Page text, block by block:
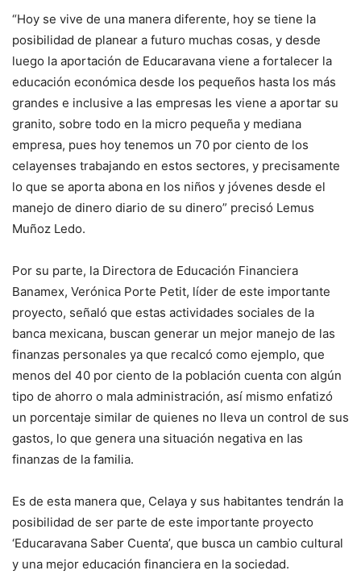
“Hoy se vive de una manera diferente, hoy se tiene la
posibilidad de planear a futuro muchas cosas, y desde
luego la aportación de Educaravana viene a fortalecer la
educación económica desde los pequeños hasta los más
grandes e inclusive a las empresas les viene a aportar su
granito, sobre todo en la micro pequeña y mediana
empresa, pues hoy tenemos un 70 por ciento de los
celayenses trabajando en estos sectores, y precisamente
lo que se aporta abona en los niños y jóvenes desde el
manejo de dinero diario de su dinero” precisó Lemus
Muñoz Ledo.
Por su parte, la Directora de Educación Financiera
Banamex, Verónica Porte Petit, líder de este importante
proyecto, señaló que estas actividades sociales de la
banca mexicana, buscan generar un mejor manejo de las
finanzas personales ya que recalcó como ejemplo, que
menos del 40 por ciento de la población cuenta con algún
tipo de ahorro o mala administración, así mismo enfatizó
un porcentaje similar de quienes no lleva un control de sus
gastos, lo que genera una situación negativa en las
finanzas de la familia.
Es de esta manera que, Celaya y sus habitantes tendrán la
posibilidad de ser parte de este importante proyecto
‘Educaravana Saber Cuenta’, que busca un cambio cultural
y una mejor educación financiera en la sociedad.